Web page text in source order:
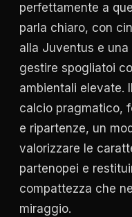
perfettamente a
parla chiaro, con
alla Juventus e
gestire spogliatoi
ambientali elevate.
calcio pragmatico,
e ripartenze, un
valorizzare le
partenopei e
compattezza che
miraggio.